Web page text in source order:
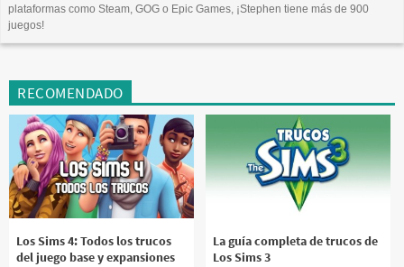
plataformas como Steam, GOG o Epic Games, ¡Stephen tiene más de 900
juegos!
RECOMENDADO
Los Sims 4: Todos los trucos
del juego base y expansiones
La guía completa de trucos de
Los Sims 3